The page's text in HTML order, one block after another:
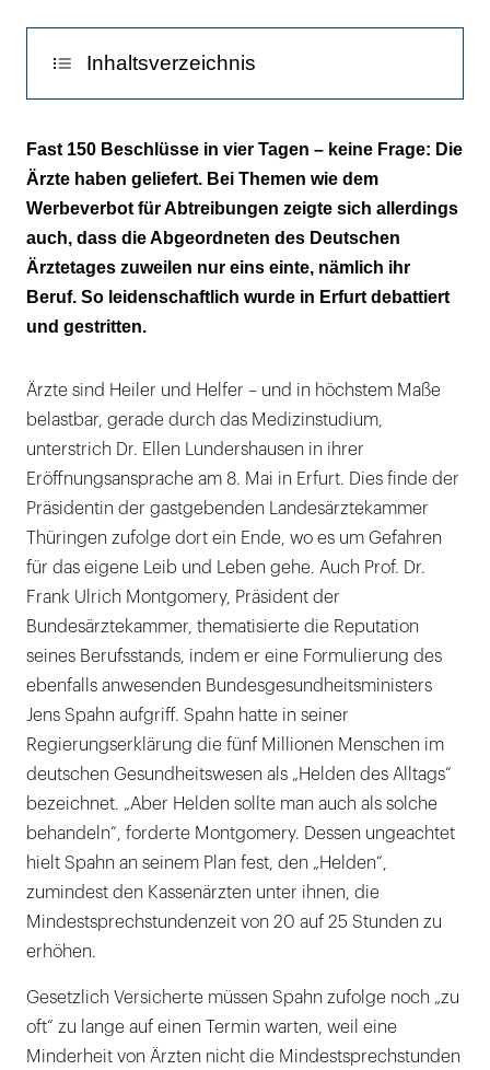
Inhaltsverzeichnis
Wer den Sitz nicht ausfüllt, tut dies auf Kosten
anderer
Fast 150 Beschlüsse in vier Tagen – keine Frage: Die
Ärzte haben geliefert. Bei Themen wie dem
Werbeverbot für Abtreibungen zeigte sich allerdings
auch, dass die Abgeordneten des Deutschen
Ärztetages zuweilen nur eins einte, nämlich ihr
Beruf. So leidenschaftlich wurde in Erfurt debattiert
und gestritten.
Ärzte sind Heiler und Helfer – und in höchstem Maße
belastbar, gerade durch das Medizinstudium,
unterstrich Dr. Ellen Lundershausen in ihrer
Eröffnungsansprache am 8. Mai in Erfurt. Dies finde der
Präsidentin der gastgebenden Landesärztekammer
Thüringen zufolge dort ein Ende, wo es um Gefahren
für das eigene Leib und Leben gehe. Auch Prof. Dr.
Frank Ulrich Montgomery, Präsident der
Bundesärztekammer, thematisierte die Reputation
seines Berufsstands, indem er eine Formulierung des
ebenfalls anwesenden Bundesgesundheitsministers
Jens Spahn aufgriff. Spahn hatte in seiner
Regierungserklärung die fünf Millionen Menschen im
deutschen Gesundheitswesen als „Helden des Alltags“
bezeichnet. „Aber Helden sollte man auch als solche
behandeln“, forderte Montgomery. Dessen ungeachtet
hielt Spahn an seinem Plan fest, den „Helden“,
zumindest den Kassenärzten unter ihnen, die
Mindestsprechstundenzeit von 20 auf 25 Stunden zu
erhöhen.
Gesetzlich Versicherte müssen Spahn zufolge noch „zu
oft“ zu lange auf einen Termin warten, weil eine
Minderheit von Ärzten nicht die Mindestsprechstunden